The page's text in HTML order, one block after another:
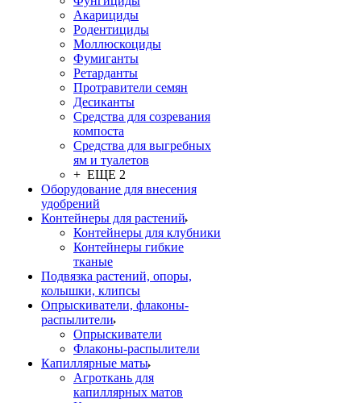
Акарициды
Родентициды
Моллюскоциды
Фумиганты
Ретарданты
Протравители семян
Десиканты
Средства для созревания
компоста
Средства для выгребных
ям и туалетов
+ ЕЩЕ 2
Оборудование для внесения
удобрений
Контейнеры для растений
Контейнеры для клубники
Контейнеры гибкие
тканые
Подвязка растений, опоры,
колышки, клипсы
Опрыскиватели, флаконы-
распылители
Опрыскиватели
Флаконы-распылители
Капиллярные маты
Агроткань для
капиллярных матов